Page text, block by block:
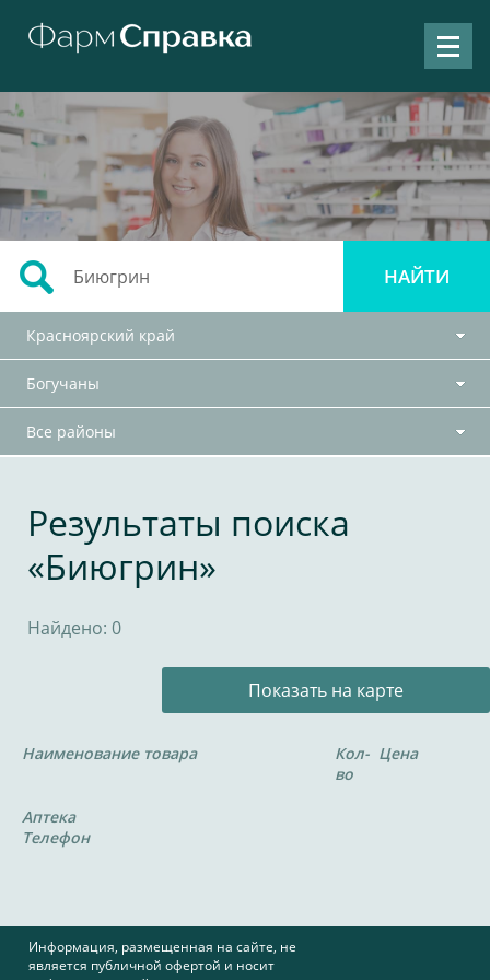
Красноярский край
Богучаны
Все районы
Результаты поиска
«Биюгрин»
Найдено: 0
Показать на карте
Наименование товара
Кол-
во
Цена
Аптека
Телефон
Информация, размещенная на сайте, не
является публичной офертой и носит